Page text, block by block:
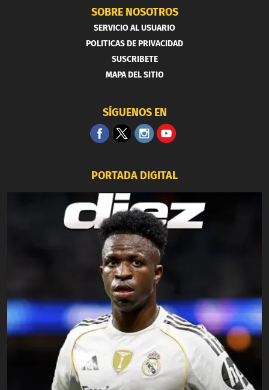
SOBRE NOSOTROS
SERVICIO AL USUARIO
POLITICAS DE PRIVACIDAD
SUSCRIBETE
MAPA DEL SITIO
SÍGUENOS EN
PORTADA DIGITAL